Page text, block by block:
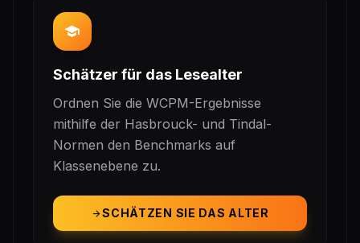
school
Schätzer für das Lesealter
Ordnen Sie die WCPM-Ergebnisse
mithilfe der Hasbrouck- und Tindal-
Normen den Benchmarks auf
Klassenebene zu.
arrow_forwardSCHÄTZEN SIE DAS ALTER